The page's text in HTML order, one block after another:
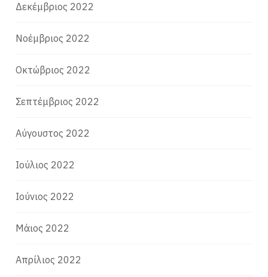
Δεκέμβριος 2022
Νοέμβριος 2022
Οκτώβριος 2022
Σεπτέμβριος 2022
Αύγουστος 2022
Ιούλιος 2022
Ιούνιος 2022
Μάιος 2022
Απρίλιος 2022